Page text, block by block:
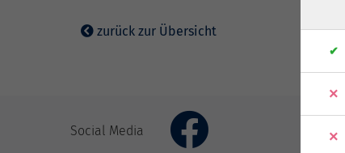
zurück zur Übersicht
Social Media